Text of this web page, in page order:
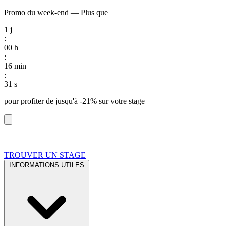
Promo du week-end — Plus que
1 j
:
00 h
:
16 min
:
30 s
pour profiter de jusqu'à -21% sur votre stage
TROUVER UN STAGE
INFORMATIONS UTILES